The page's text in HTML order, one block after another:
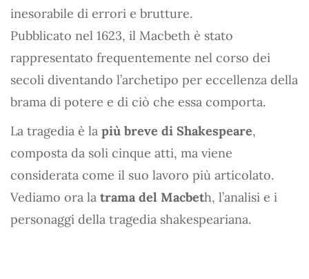
inesorabile di errori e brutture.
Pubblicato nel 1623, il Macbeth è stato
rappresentato frequentemente nel corso dei
secoli diventando l’archetipo per eccellenza della
brama di potere e di ciò che essa comporta.
La tragedia è la più breve di Shakespeare,
composta da soli cinque atti, ma viene
considerata come il suo lavoro più articolato.
Vediamo ora la trama del Macbeth, l’analisi e i
personaggi della tragedia shakespeariana.